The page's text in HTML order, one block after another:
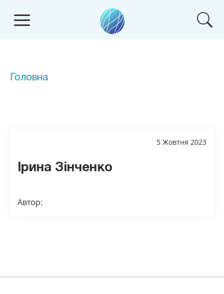
Головна
5 Жовтня 2023
Ірина Зінченко
Автор: